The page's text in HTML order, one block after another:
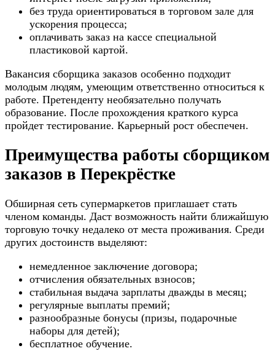
без труда ориентироваться в торговом зале для
ускорения процесса;
оплачивать заказ на кассе специальной
пластиковой картой.
Вакансия сборщика заказов особенно подходит
молодым людям, умеющим ответственно относиться к
работе. Претенденту необязательно получать
образование. После прохождения краткого курса
пройдет тестирование. Карьерный рост обеспечен.
Преимущества работы сборщиком
заказов в Перекрёстке
Обширная сеть супермаркетов приглашает стать
членом команды. Даст возможность найти ближайшую
торговую точку недалеко от места проживания. Среди
других достоинств выделяют:
немедленное заключение договора;
отчисления обязательных взносов;
стабильная выдача зарплаты дважды в месяц;
регулярные выплаты премий;
разнообразные бонусы (призы, подарочные
наборы для детей);
бесплатное обучение.